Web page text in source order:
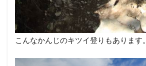
こんなかんじのキツイ登りもあります。